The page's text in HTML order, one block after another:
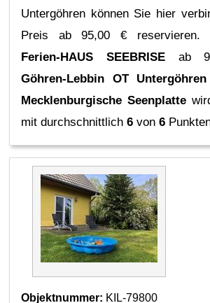
Untergöhren können Sie hier
Preis ab 95,00 € reservieren.
Ferien-HAUS SEEBRISEab
Göhren-Lebbin OT Untergöhren
Mecklenburgische Seenplatte
mit durchschnittlich6 von6
Objektnummer: KIL-79800